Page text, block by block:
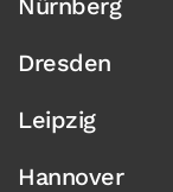
Nürnberg
Dresden
Leipzig
Hannover